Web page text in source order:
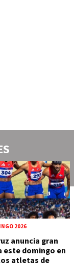
2026
anuncia gran
este domingo en
atletas de